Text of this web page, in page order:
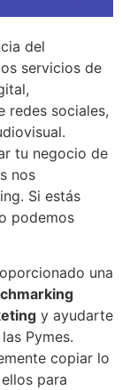
del
servicios de
redes sociales,
tu negocio de
nos
Si estás
podemos
una
y ayudarte
Pymes.
copiar lo
para